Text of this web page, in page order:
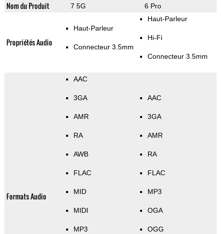
Nom du Produit 7 5G 6 Pro
Propriétés Audio
Haut-Parleur
Connecteur 3.5mm
Haut-Parleur
Hi-Fi
Connecteur 3.5mm
Formats Audio
AAC
3GA
AMR
RA
AWB
FLAC
MID
MIDI
MP3
AAC
3GA
AMR
RA
FLAC
MP3
OGA
OGG